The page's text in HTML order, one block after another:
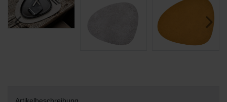
Artikelbeschreibung